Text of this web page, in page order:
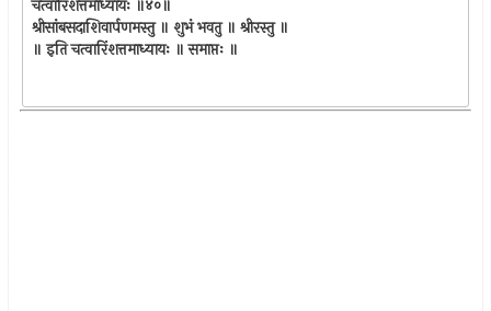
चत्वारिंशत्तमाध्यायः ॥४०॥
श्रीसांबसदाशिवार्पणमस्तु ॥ शुभं भवतु ॥ श्रीरस्तु ॥
॥ इति चत्वारिंशत्तमाध्यायः ॥ समाप्तः ॥